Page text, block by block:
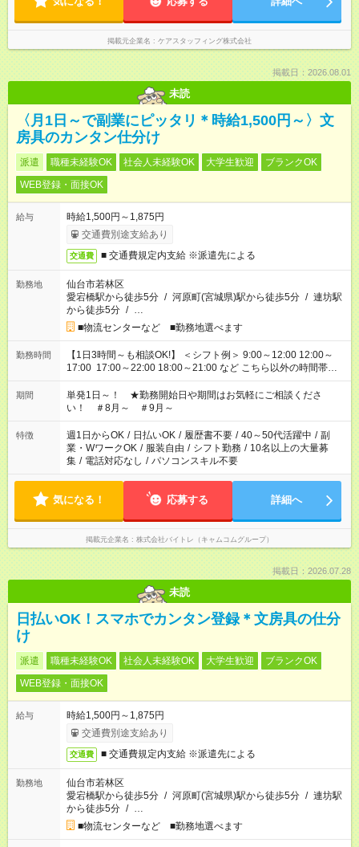
掲載元企業名 ケアスタッフィング株式会社
掲載日：2026.08.01
未読
〈月1日～で副業にピッタリ＊時給1,500円～〉文
房具のカンタン仕分け
派遣 職種未経験OK 社会人未経験OK 大学生歓迎
ブランクOK
WEB登録・面接OK
給与
時給1,500円～1,875円
交通費別途支給あり
交通費 ■ 交通費規定内支給 ※派遣先による
勤務地
仙台市若林区
愛宕橋駅から徒歩5分 / 河原町(宮城県)駅から徒歩5分 / 連坊駅
から徒歩5分 / …
■物流センターなど ■勤務地選べます
勤務時間
【1日3時間～も相談OK!】 ＜シフト例＞ 9:00～12:00 12:00～
17:00 17:00～22:00 18:00～21:00 など こちら以外の時間帯も
お気軽にご相談ください！
期間
単発1日～！ ★勤務開始日や期間はお気軽にご相談くださ
い！ ＃8月～ ＃9月～
特徴 週1日からOK / 日払いOK / 履歴書不要 / 40～50代活躍中 / 副
業・WワークOK / 服装自由 / シフト勤務 / 10名以上の大量募
集 / 電話対応なし / パソコンスキル不要
気になる！ 応募する 詳細へ
掲載元企業名 株式会社バイトレ（キャムコムグループ）
掲載日：2026.07.28
未読
日払いOK！スマホでカンタン登録＊文房具の仕分
け
派遣 職種未経験OK 社会人未経験OK 大学生歓迎
ブランクOK
WEB登録・面接OK
給与
時給1,500円～1,875円
交通費別途支給あり
交通費 ■ 交通費規定内支給 ※派遣先による
勤務地
仙台市若林区
愛宕橋駅から徒歩5分 / 河原町(宮城県)駅から徒歩5分 / 連坊駅
から徒歩5分 / …
■物流センターなど ■勤務地選べます